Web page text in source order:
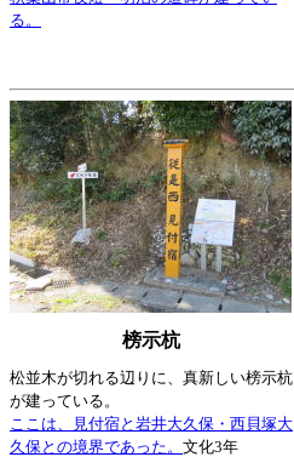
る。
榜示杭
松並木が切れる辺りに、真新しい榜示杭
が建っている。
ここは、見付宿と岩井大久保・西貝塚大
久保との境界であった。 文化3年